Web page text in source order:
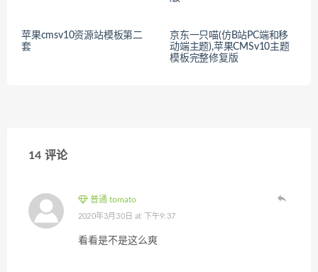
苹果cmsv10资源站模板第二
套
京东一只喵(仿B站PC端和移
动端主题),苹果CMSv10主题
模板完整修复版
14 评论
普通 tomato
2020年3月30日 at 下午9:37
看看是不是这么爽